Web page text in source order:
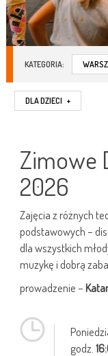
KATEGORIA:
DLA DZIECI +
Zimowe
2026
Zajęcia z różnych
podstawowych –
dla wszystkich
muzykę i dobrą
prowadzenie –
godz.